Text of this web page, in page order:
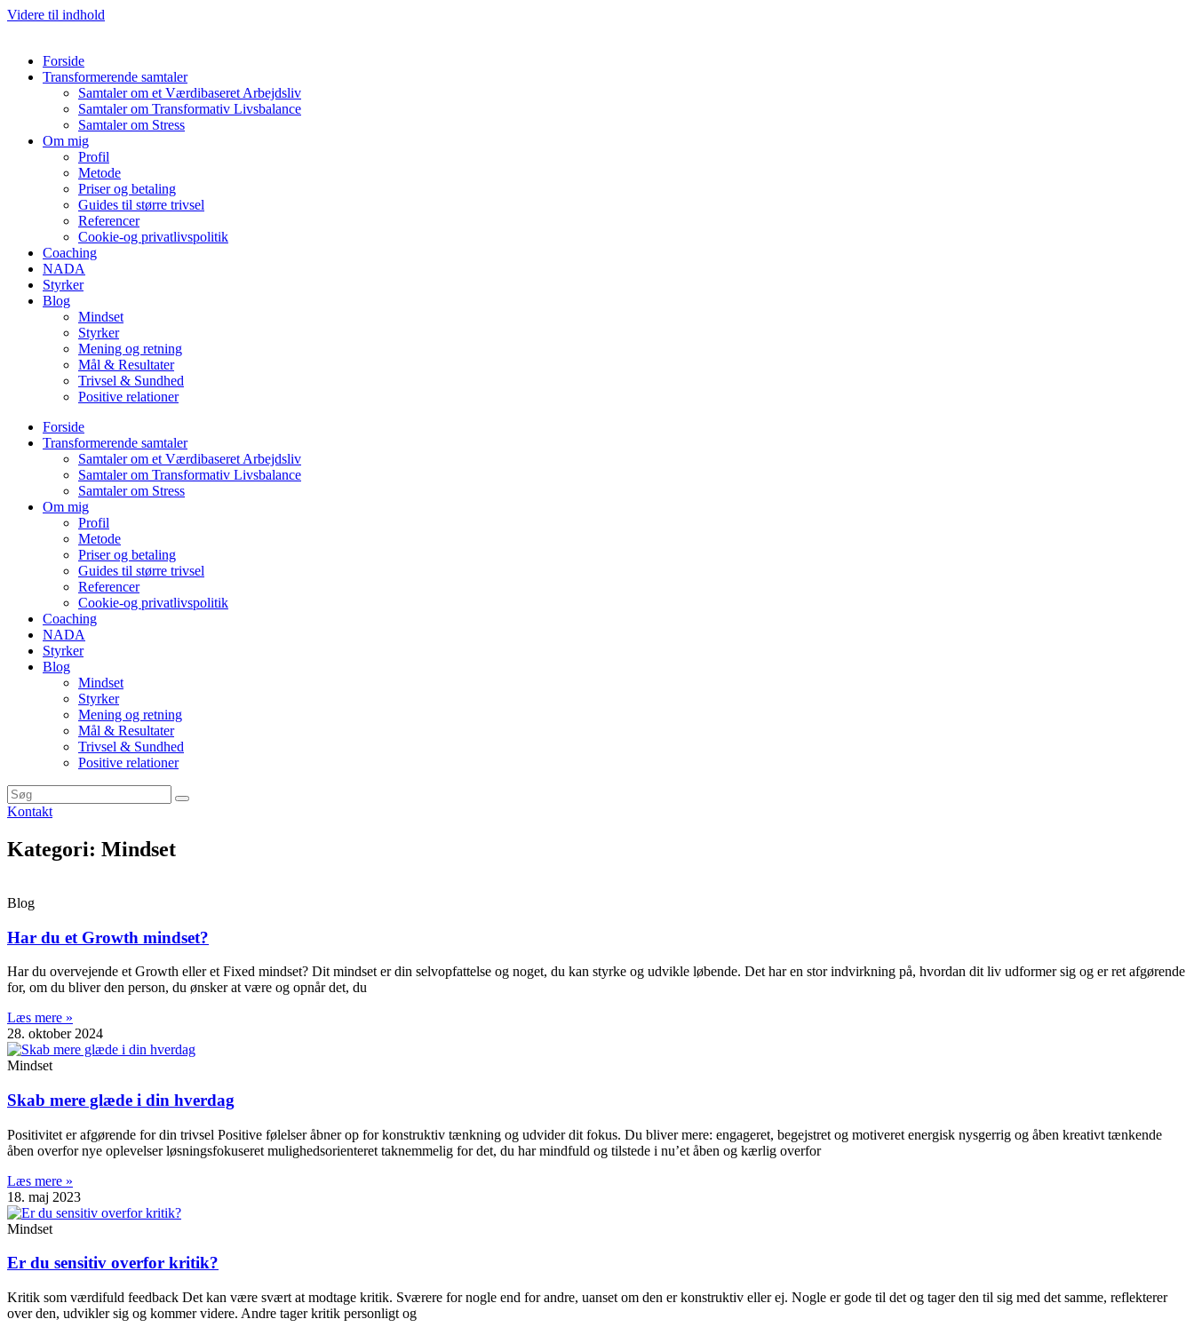
Videre til indhold
Forside
Transformerende samtaler
Samtaler om et Værdibaseret Arbejdsliv
Samtaler om Transformativ Livsbalance
Samtaler om Stress
Om mig
Profil
Metode
Priser og betaling
Guides til større trivsel
Referencer
Cookie-og privatlivspolitik
Coaching
NADA
Styrker
Blog
Mindset
Styrker
Mening og retning
Mål & Resultater
Trivsel & Sundhed
Positive relationer
Forside
Transformerende samtaler
Samtaler om et Værdibaseret Arbejdsliv
Samtaler om Transformativ Livsbalance
Samtaler om Stress
Om mig
Profil
Metode
Priser og betaling
Guides til større trivsel
Referencer
Cookie-og privatlivspolitik
Coaching
NADA
Styrker
Blog
Mindset
Styrker
Mening og retning
Mål & Resultater
Trivsel & Sundhed
Positive relationer
Kontakt
Kategori: Mindset
Blog
Har du et Growth mindset?
Har du overvejende et Growth eller et Fixed mindset? Dit mindset er din selvopfattelse og noget, du kan styrke og udvikle løbende. Det har en stor indvirkning på, hvordan dit liv udformer sig og er ret afgørende
for, om du bliver den person, du ønsker at være og opnår det, du
Læs mere »
28. oktober 2024
Mindset
Skab mere glæde i din hverdag
Positivitet er afgørende for din trivsel Positive følelser åbner op for konstruktiv tænkning og udvider dit fokus. Du bliver mere: engageret, begejstret og motiveret energisk nysgerrig og åben kreativt tænkende
åben overfor nye oplevelser løsningsfokuseret mulighedsorienteret taknemmelig for det, du har mindfuld og tilstede i nu’et åben og kærlig overfor
Læs mere »
18. maj 2023
Mindset
Er du sensitiv overfor kritik?
Kritik som værdifuld feedback Det kan være svært at modtage kritik. Sværere for nogle end for andre, uanset om den er konstruktiv eller ej. Nogle er gode til det og tager den til sig med det samme, reflekterer
over den, udvikler sig og kommer videre. Andre tager kritik personligt og